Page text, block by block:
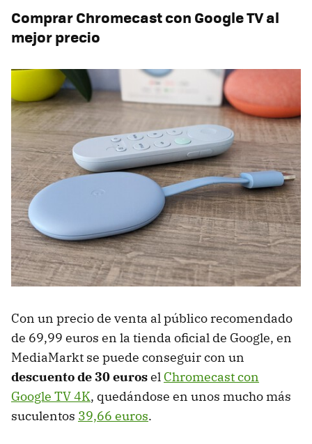
Comprar Chromecast con Google TV al
mejor precio
Con un precio de venta al público recomendado
de 69,99 euros en la tienda oficial de Google, en
MediaMarkt se puede conseguir con un
descuento de 30 eurosel Chromecast con
Google TV 4K, quedándose en unos mucho más
suculentos 39,66 euros.